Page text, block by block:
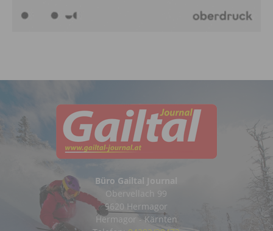
Büro Gailtal Journal
Obervellach 99
9620 Hermagor
Hermagor - Kärnten